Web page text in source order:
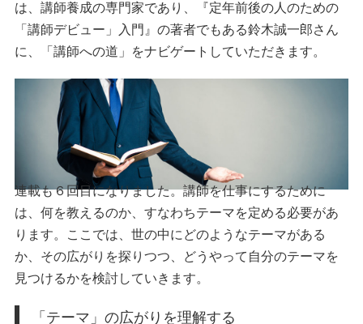
は、講師養成の専門家であり、『定年前後の人のための
「講師デビュー」入門』の著者でもある鈴木誠一郎さん
に、「講師への道」をナビゲートしていただきます。
連載も６回目になりました。講師を仕事にするために
は、何を教えるのか、すなわちテーマを定める必要があ
ります。ここでは、世の中にどのようなテーマがある
か、その広がりを探りつつ、どうやって自分のテーマを
見つけるかを検討していきます。
「テーマ」の広がりを理解する